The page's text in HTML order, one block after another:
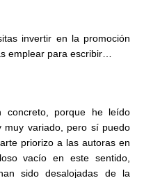
invertir en la promoción
emplear para escribir…
porque he leído
variado, pero sí puedo
priorizo a las autoras en
vacío en este sentido,
sido desalojadas de la